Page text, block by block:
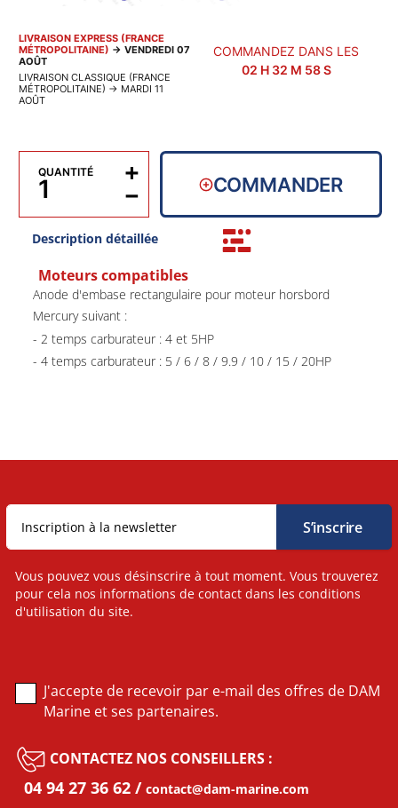
LIVRAISON EXPRESS (FRANCE
MÉTROPOLITAINE) → VENDREDI 07
AOÛT
LIVRAISON CLASSIQUE (FRANCE
MÉTROPOLITAINE) → MARDI 11
AOÛT
COMMANDEZ DANS LES
02 H 32 M 58S
QUANTITÉ
−
+ COMMANDER
Description détaillée
Moteurs compatibles
Anode d'embase rectangulaire pour moteur horsbord
Mercury suivant :
- 2 temps carburateur : 4 et 5HP
- 4 temps carburateur : 5 / 6 / 8 / 9.9 / 10 / 15 / 20HP
Vous pouvez vous désinscrire à tout moment. Vous trouverez
pour cela nos informations de contact dans les conditions
d'utilisation du site.
J'accepte de recevoir par e-mail des offres de DAM
Marine et ses partenaires.
CONTACTEZ NOS CONSEILLERS :
04 94 27 36 62 contact@dam-marine.com